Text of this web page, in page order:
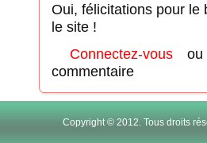
Oui, félicitations pour le
le site !
Connectez-vous
commentaire
Copyright © 2012. Tous droits